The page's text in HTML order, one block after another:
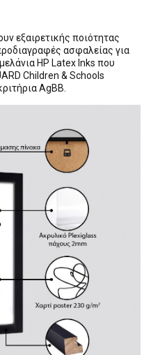
εξαιρετικής ποιότητας
ασφαλείας για
HP Latex Inks που
Children & Schools
AgBB.